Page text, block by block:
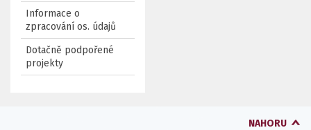
Informace o
zpracování os. údajů
Dotačně podpořené
projekty
NAHORU